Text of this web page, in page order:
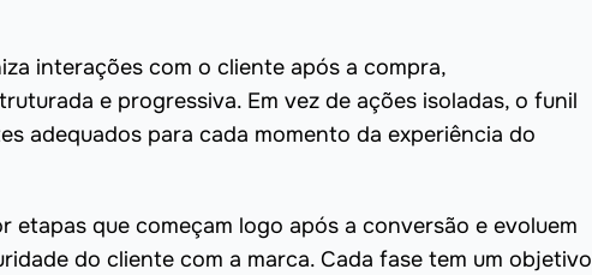
interações com o cliente após a compra,
e progressiva. Em vez de ações isoladas, o funil
adequados para cada momento da experiência do
etapas que começam logo após a conversão e evoluem
do cliente com a marca. Cada fase tem um objetivo